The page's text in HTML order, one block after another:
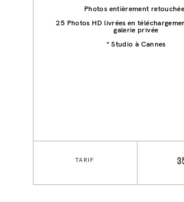
Photos entièrement
25 Photos HD livrées en
galerie privée
* Studio à Cannes
TARIF